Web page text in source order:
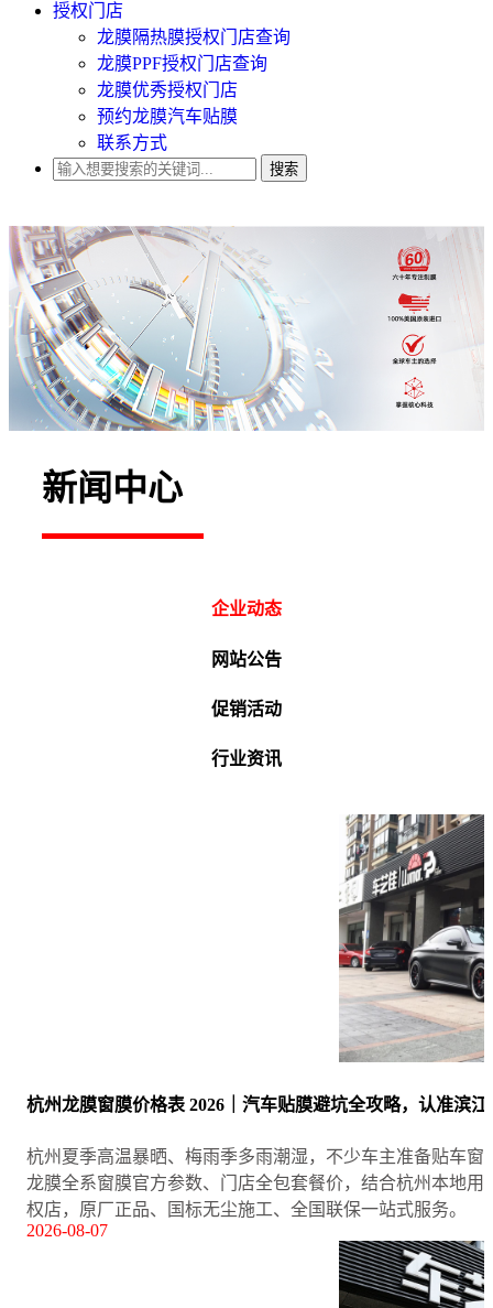
授权门店
龙膜隔热膜授权门店查询
龙膜PPF授权门店查询
龙膜优秀授权门店
预约龙膜汽车贴膜
联系方式
搜索
新闻中心
企业动态
网站公告
促销活动
行业资讯
杭州龙膜窗膜价格表 2026｜汽车贴膜避坑全攻略，认准滨
杭州夏季高温暴晒、梅雨季多雨潮湿，不少车主准备贴车
龙膜全系窗膜官方参数、门店全包套餐价，结合杭州本地
权店，原厂正品、国标无尘施工、全国联保一站式服务。
2026-08-07